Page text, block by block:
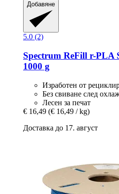
Добавяне
5.0 (2)
Spectrum ReFill r-​PLA
1000 g
Изработен от
Без свиване след
Лесен за печат
€ 16,49 (€ 16,49 / kg)
Доставка до 17. август